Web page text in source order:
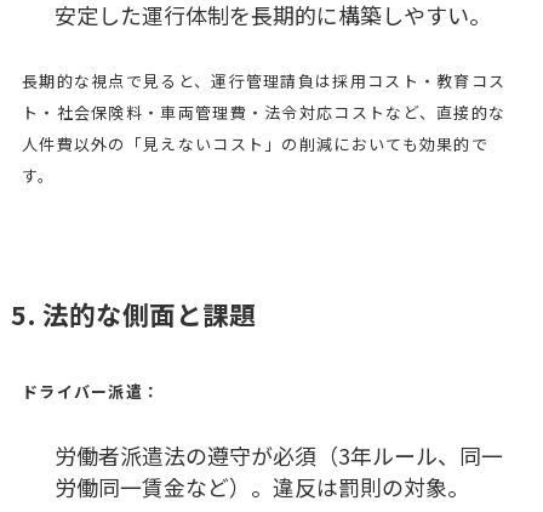
安定した運行体制を長期的に構築しやすい。
長期的な視点で見ると、運行管理請負は採用コスト・教育コス
ト・社会保険料・車両管理費・法令対応コストなど、直接的な
人件費以外の「見えないコスト」の削減においても効果的で
す。
5. 法的な側面と課題
ドライバー派遣：
労働者派遣法の遵守が必須（3年ルール、同一
労働同一賃金など）。違反は罰則の対象。